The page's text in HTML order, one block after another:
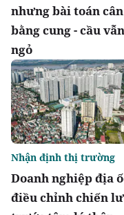
nhưng bài toán cân
bằng cung - cầu
ngỏ
Doanh nghiệp địa
điều chỉnh chiến
Nhận định thị trường